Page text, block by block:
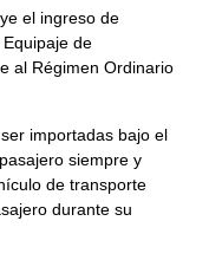
el ingreso de
de
al Régimen Ordinario
importadas bajo el
siempre y
de transporte
durante su